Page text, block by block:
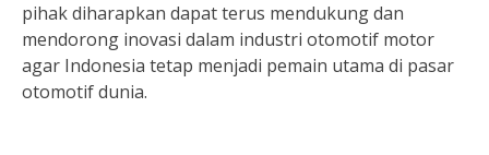
pihak diharapkan dapat terus mendukung dan
mendorong inovasi dalam industri otomotif motor
agar Indonesia tetap menjadi pemain utama di pasar
otomotif dunia.